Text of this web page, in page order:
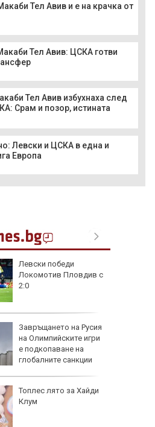
Тел Авив и е на крачка от
Тел Авив: ЦСКА готви
Тел Авив избухнаха след
Срам и позор, истината
Левски и ЦСКА в една и
Европа
Левски победи
Локомотив Пловдив с
2:0
Завръщането на Русия
на Олимпийските игри
е подкопаване на
глобалните санкции
Топлес лято за Хайди
Клум